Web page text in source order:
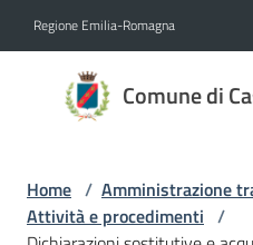
Regione Emilia-Romagna
Comune di
Comune
di Castel
D'ARGENTO
AL MERITO
Home / Amministrazione
Attività e procedimenti /